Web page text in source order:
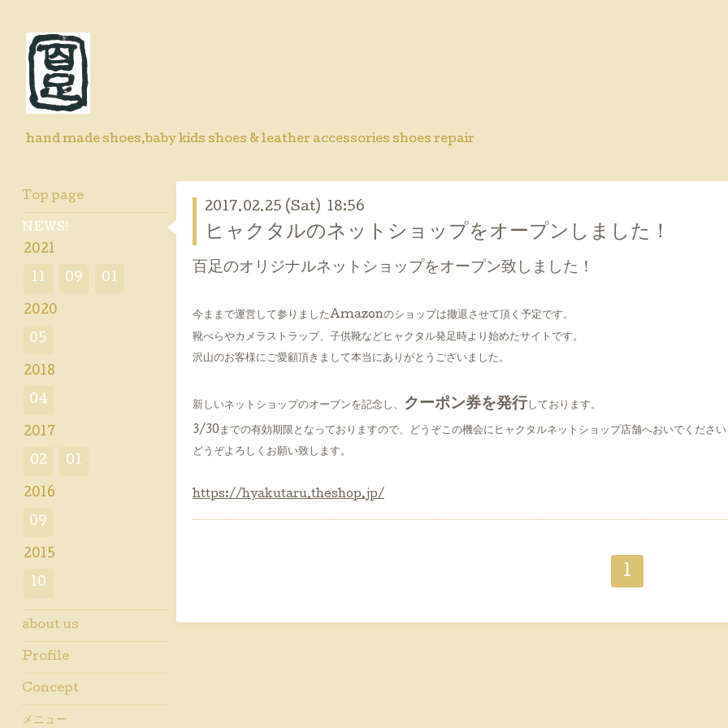
hand made shoes,baby kids shoes & leather accessories shoes repair
2017.02.25 (Sat) 18:56
ヒャクタルのネットショップをオープンしました！
百足のオリジナルネットショップをオープン致しました！
今ままで運営して参りましたAmazonのショップは撤退させて頂く予定です。
靴べらやカメラストラップ、子供靴などヒャクタル発足時より始めたサイトです。
沢山のお客様にご愛顧頂きまして本当にありがとうございました。
新しいネットショップのオープンを記念し、 クーポン券を発行しております。
3/30までの有効期限となっておりますので、どうぞこの機会にヒャクタルネットショップ店舗へおいでください
どうぞよろしくお願い致します。
https://hyakutaru.theshop.jp/
1
Top page
NEWS!
2021
11 09 01
2020
05
2018
04
2017
02 01
2016
09
2015
10
about us
Profile
Concept
メニュー